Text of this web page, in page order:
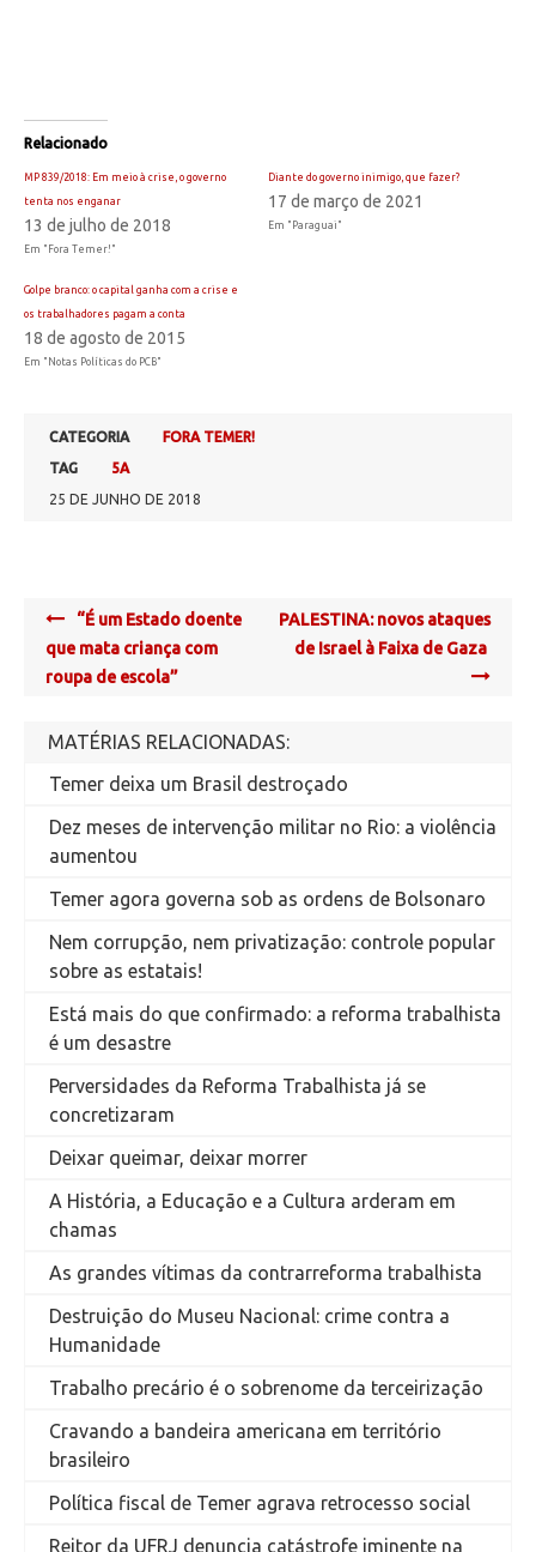
Relacionado
MP 839/2018: Em meio à crise, o governo
tenta nos enganar
13 de julho de 2018
Em "Fora Temer!"
Diante do governo inimigo, que fazer?
17 de março de 2021
Em "Paraguai"
Golpe branco: o capital ganha com a crise e
os trabalhadores pagam a conta
18 de agosto de 2015
Em "Notas Políticas do PCB"
CATEGORIA
FORA TEMER!
TAG
5A
25 DE JUNHO DE 2018
Post
navigation
“É um Estado doente
que mata criança com
roupa de escola”
PALESTINA: novos ataques
de Israel à Faixa de Gaza
MATÉRIAS RELACIONADAS:
Temer deixa um Brasil destroçado
Dez meses de intervenção militar no Rio: a violência
aumentou
Temer agora governa sob as ordens de Bolsonaro
Nem corrupção, nem privatização: controle popular
sobre as estatais!
Está mais do que confirmado: a reforma trabalhista
é um desastre
Perversidades da Reforma Trabalhista já se
concretizaram
Deixar queimar, deixar morrer
A História, a Educação e a Cultura arderam em
chamas
As grandes vítimas da contrarreforma trabalhista
Destruição do Museu Nacional: crime contra a
Humanidade
Trabalho precário é o sobrenome da terceirização
Cravando a bandeira americana em território
brasileiro
Política fiscal de Temer agrava retrocesso social
Reitor da UFRJ denuncia catástrofe iminente na